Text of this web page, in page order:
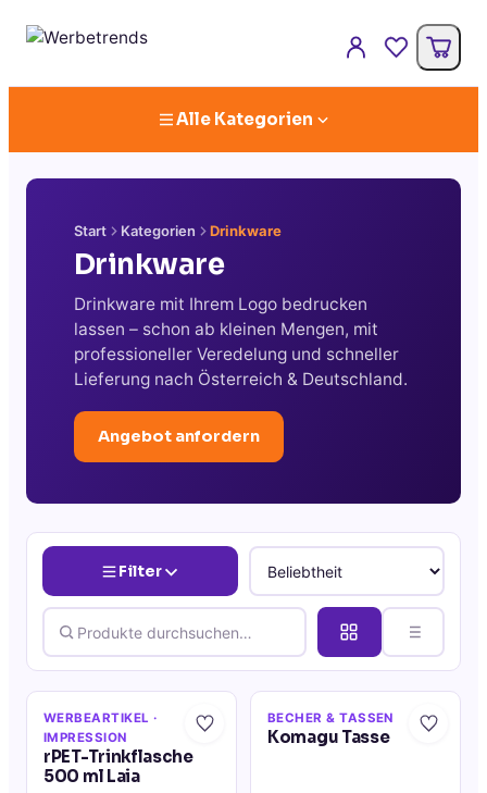
Alle Kategorien
Start Kategorien Drinkware
Drinkware
Drinkware mit Ihrem Logo bedrucken
lassen – schon ab kleinen Mengen, mit
professioneller Veredelung und schneller
Lieferung nach Österreich & Deutschland.
Angebot anfordern
Filter
WERBEARTIKEL ·
IMPRESSION
rPET-Trinkflasche
500 ml Laia
BECHER & TASSEN
Komagu Tasse